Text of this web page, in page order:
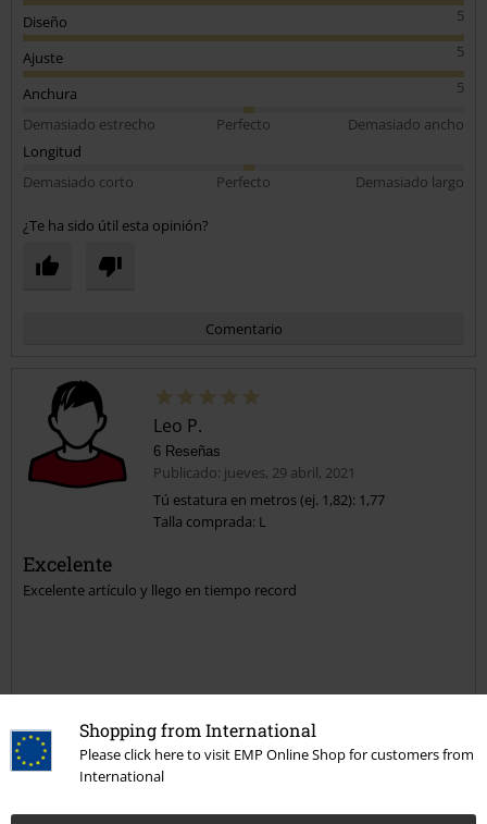
Shopping from International
Please click here to visit EMP Online Shop for customers from
International
5
Diseño
5
Ajuste
5
Anchura
Demasiado estrecho
Perfecto
Demasiado ancho
Longitud
Demasiado corto
Perfecto Demasiado largo
¿Te ha sido útil esta opinión?
Comentario
Enviar comentario
Leo P.
6 Reseñas
Publicado: jueves, 29 abril, 2021
Tú estatura en metros (ej. 1,82): 1,77
Talla comprada: L
Excelente
Excelente artículo y llego en tiempo record
5
Diseño